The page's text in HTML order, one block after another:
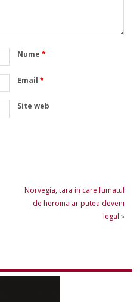
Nume*
Email*
Site web
Norvegia, tara in care fumatul
de heroina ar putea deveni
legal »